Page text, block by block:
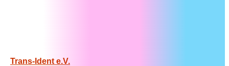
Trans-Ident e.V.